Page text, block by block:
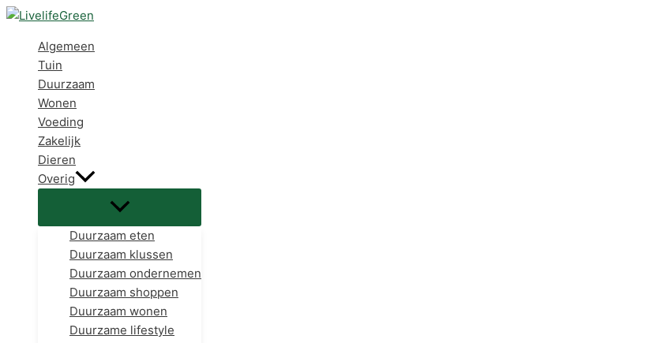
Ga
inhoud
Algemeen
Tuin
Duurzaam
Wonen
Voeding
Zakelijk
Dieren
Overig
Duurzaam eten
Duurzaam klussen
Duurzaam ondernemen
Duurzaam shoppen
Duurzaam wonen
Duurzame lifestyle